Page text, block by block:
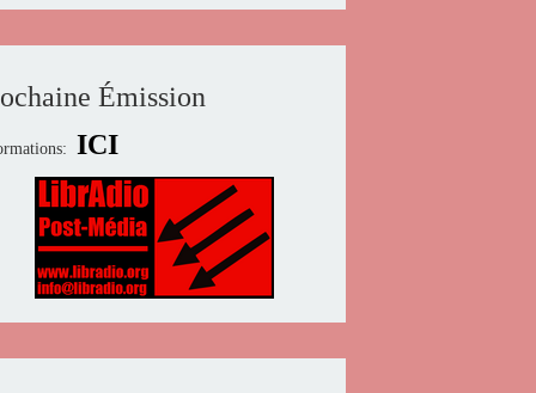
Émission
ICI